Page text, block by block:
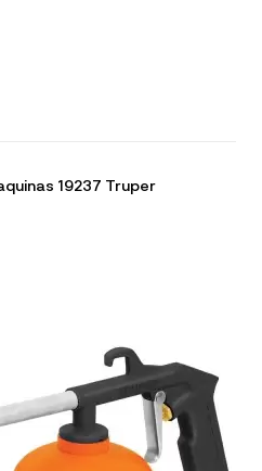
19237 Truper